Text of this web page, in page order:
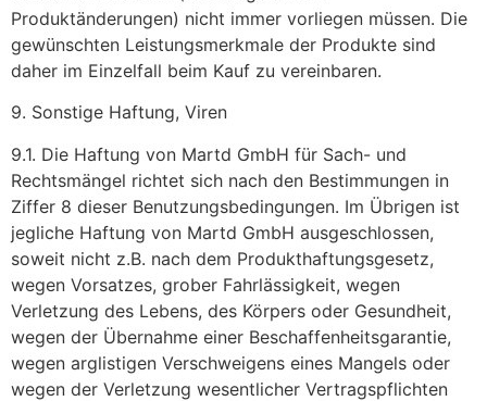
Produktänderungen) nicht immer vorliegen müssen. Die
gewünschten Leistungsmerkmale der Produkte sind
daher im Einzelfall beim Kauf zu vereinbaren.
9. Sonstige Haftung, Viren
9.1. Die Haftung von Martd GmbH für Sach- und
Rechtsmängel richtet sich nach den Bestimmungen in
Ziffer 8 dieser Benutzungsbedingungen. Im Übrigen ist
jegliche Haftung von Martd GmbH ausgeschlossen,
soweit nicht z.B. nach dem Produkthaftungsgesetz,
wegen Vorsatzes, grober Fahrlässigkeit, wegen
Verletzung des Lebens, des Körpers oder Gesundheit,
wegen der Übernahme einer Beschaffenheitsgarantie,
wegen arglistigen Verschweigens eines Mangels oder
wegen der Verletzung wesentlicher Vertragspflichten